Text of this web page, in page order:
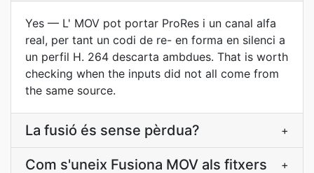
Yes — L' MOV pot portar ProRes i un canal alfa
real, per tant un codi de re- en forma en silenci a
un perfil H. 264 descarta ambdues. That is worth
checking when the inputs did not all come from
the same source.
La fusió és sense pèrdua? +
Com s'uneix Fusiona MOV als fitxers
+